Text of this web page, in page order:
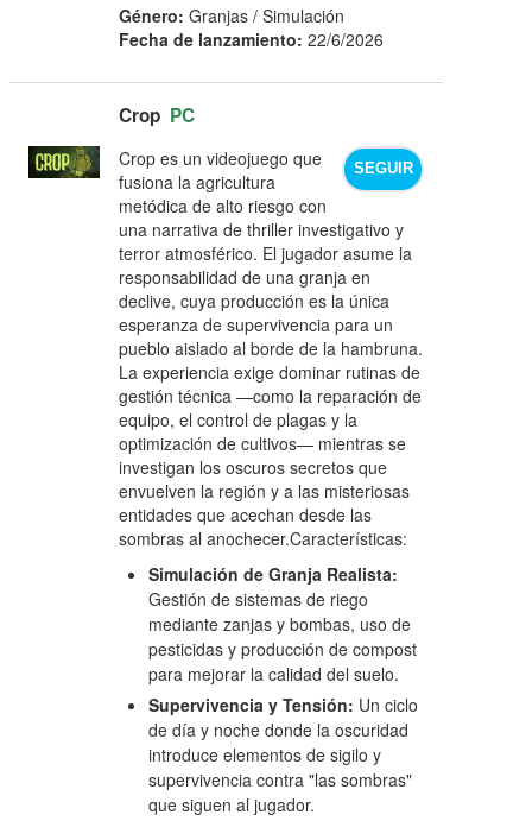
Género: Granjas / Simulación
Fecha de lanzamiento: 22/6/2026
Crop PC
SEGUIR
Crop es un videojuego que
fusiona la agricultura
metódica de alto riesgo con
una narrativa de thriller investigativo y
terror atmosférico. El jugador asume la
responsabilidad de una granja en
declive, cuya producción es la única
esperanza de supervivencia para un
pueblo aislado al borde de la hambruna.
La experiencia exige dominar rutinas de
gestión técnica —como la reparación de
equipo, el control de plagas y la
optimización de cultivos— mientras se
investigan los oscuros secretos que
envuelven la región y a las misteriosas
entidades que acechan desde las
sombras al anochecer.Características:
Simulación de Granja Realista:
Gestión de sistemas de riego
mediante zanjas y bombas, uso de
pesticidas y producción de compost
para mejorar la calidad del suelo.
Supervivencia y Tensión: Un ciclo
de día y noche donde la oscuridad
introduce elementos de sigilo y
supervivencia contra "las sombras"
que siguen al jugador.